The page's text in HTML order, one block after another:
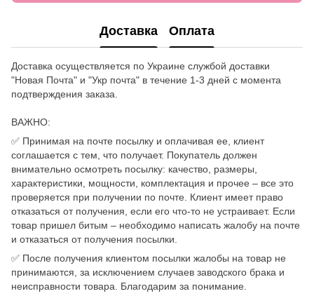
Доставка Оплата
Доставка осуществляется по Украине службой доставки
"Новая Почта" и "Укр почта" в течение 1-3 дней с момента
подтверждения заказа.
ВАЖНО:
✅ Принимая на почте посылку и оплачивая ее, клиент
соглашается с тем, что получает. Покупатель должен
внимательно осмотреть посылку: качество, размеры,
характеристики, мощности, комплектация и прочее – все это
проверяется при получении по почте. Клиент имеет право
отказаться от получения, если его что-то не устраивает. Если
товар пришел битым – необходимо написать жалобу на почте
и отказаться от получения посылки.
✅ После получения клиентом посылки жалобы на товар не
принимаются, за исключением случаев заводского брака и
неисправности товара. Благодарим за понимание.